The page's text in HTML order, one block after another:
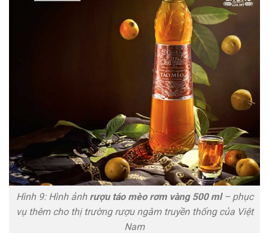
Hình 9: Hình ảnh rượu táo mèo rơm vàng 500 ml– phục
vụ thêm cho thị trường rượu ngâm truyền thống của Việt
Nam